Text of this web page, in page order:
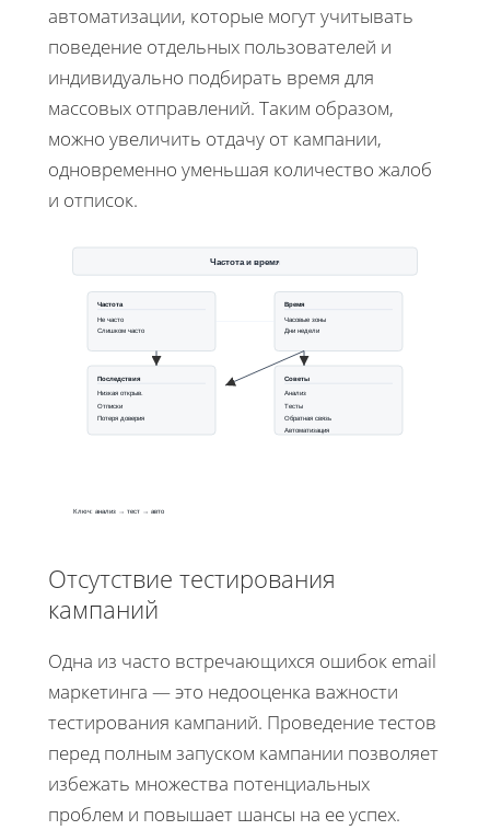
автоматизации, которые могут учитывать
поведение отдельных пользователей и
индивидуально подбирать время для
массовых отправлений. Таким образом,
можно увеличить отдачу от кампании,
одновременно уменьшая количество жалоб
и отписок.
Частота и время
Частота
Не часто
Слишком часто
Время
Часовые зоны
Дни недели
Последствия
Низкая открыв.
Отписки
Потеря доверия
Советы
Анализ
Тесты
Обратная связь
Автоматизация
Ключ: анализ → тест → авто
Отсутствие тестирования
кампаний
Одна из часто встречающихся ошибок email
маркетинга — это недооценка важности
тестирования кампаний. Проведение тестов
перед полным запуском кампании позволяет
избежать множества потенциальных
проблем и повышает шансы на ее успех.